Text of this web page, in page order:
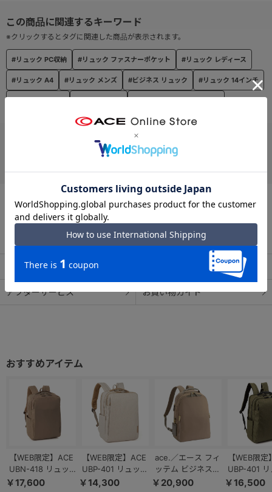
● ボトルホルダー
メイン内装へはボトルホルダーを設置。
ペットボトルや折り畳み傘などの収納に便利なサイズ感。
● サイドポケット
リュック両サイドへはポケットを設置。
● 背面ファスナーポケット
背面へはセキュリティ面も安心のファスナーポケットを搭載。
パスケースや社員証等の収納にも便利。
★普段使いからビジネスにも使えるカジュアル素材バージョン
UBP-401シリーズはこちら！
機能詳細
<内装>
A4サイズ収納ポケット
<14.0インチPC収納ポケット>
A4サイズ収納ポケット×1
上部フロントポケット（ベタ付けポケット×2/ペン差し×2）
サイドフロントポケット（ベタ付けポケット×2）
この商品について問い合わせる
出荷・配送について 返品・交換について
アフターサービス お買い物ガイド
#リュック PC収納 #リュック ファスナーポケット #リュック レディース
#リュック A4 #リュック メンズ #ビジネス リュック #リュック 14インチ
※クリックするとタグに関連した商品が表示されます。
【WEB限定】ACE
UBN-418 リュッ
ク ビジネス B4
￥17,600
【WEB限定】ACE
UBP-401 リュック
ビジネス A4 14.0
￥14,300
ace.／エース フィ
ッテム ビジネスリ
ュック ラウンド型
￥20,900
【WEB限
UBP-401
ビジネス
￥16,500